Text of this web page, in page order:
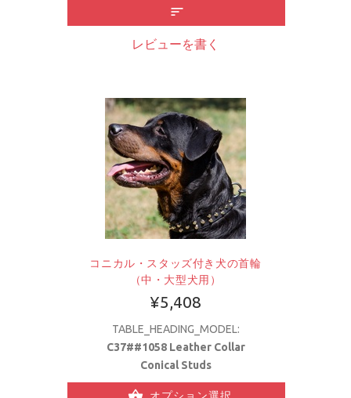
レビューを書く
コニカル・スタッズ付き犬の首輪
（中・大型犬用）
¥5,408
TABLE_HEADING_MODEL:
C37##1058 Leather Collar
Conical Studs